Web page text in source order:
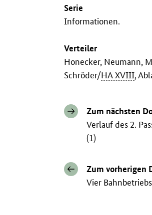
Serie
Informationen.
Verteiler
Honecker, Neumann,
Schröder/HA XVIII,
Zum nächsten
Verlauf des 2.
(1)
Zum vorherigen
Vier